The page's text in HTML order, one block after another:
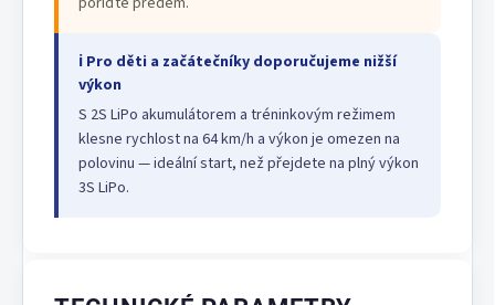
ℹ Pro děti a začátečníky doporučujeme nižší
výkon
S 2S LiPo akumulátorem a tréninkovým režimem
klesne rychlost na 64 km/h a výkon je omezen na
polovinu — ideální start, než přejdete na plný výkon
3S LiPo.